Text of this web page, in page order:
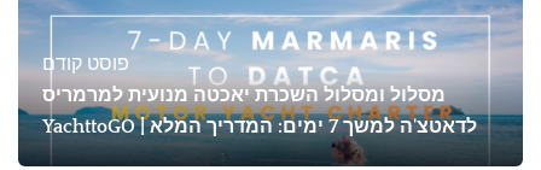
פוסט קודם
מסלול ומסלול השכרת יאכטה מנועית למרמריס
לדאטצ'ה למשך 7 ימים: המדריך המלא | YachttoGO